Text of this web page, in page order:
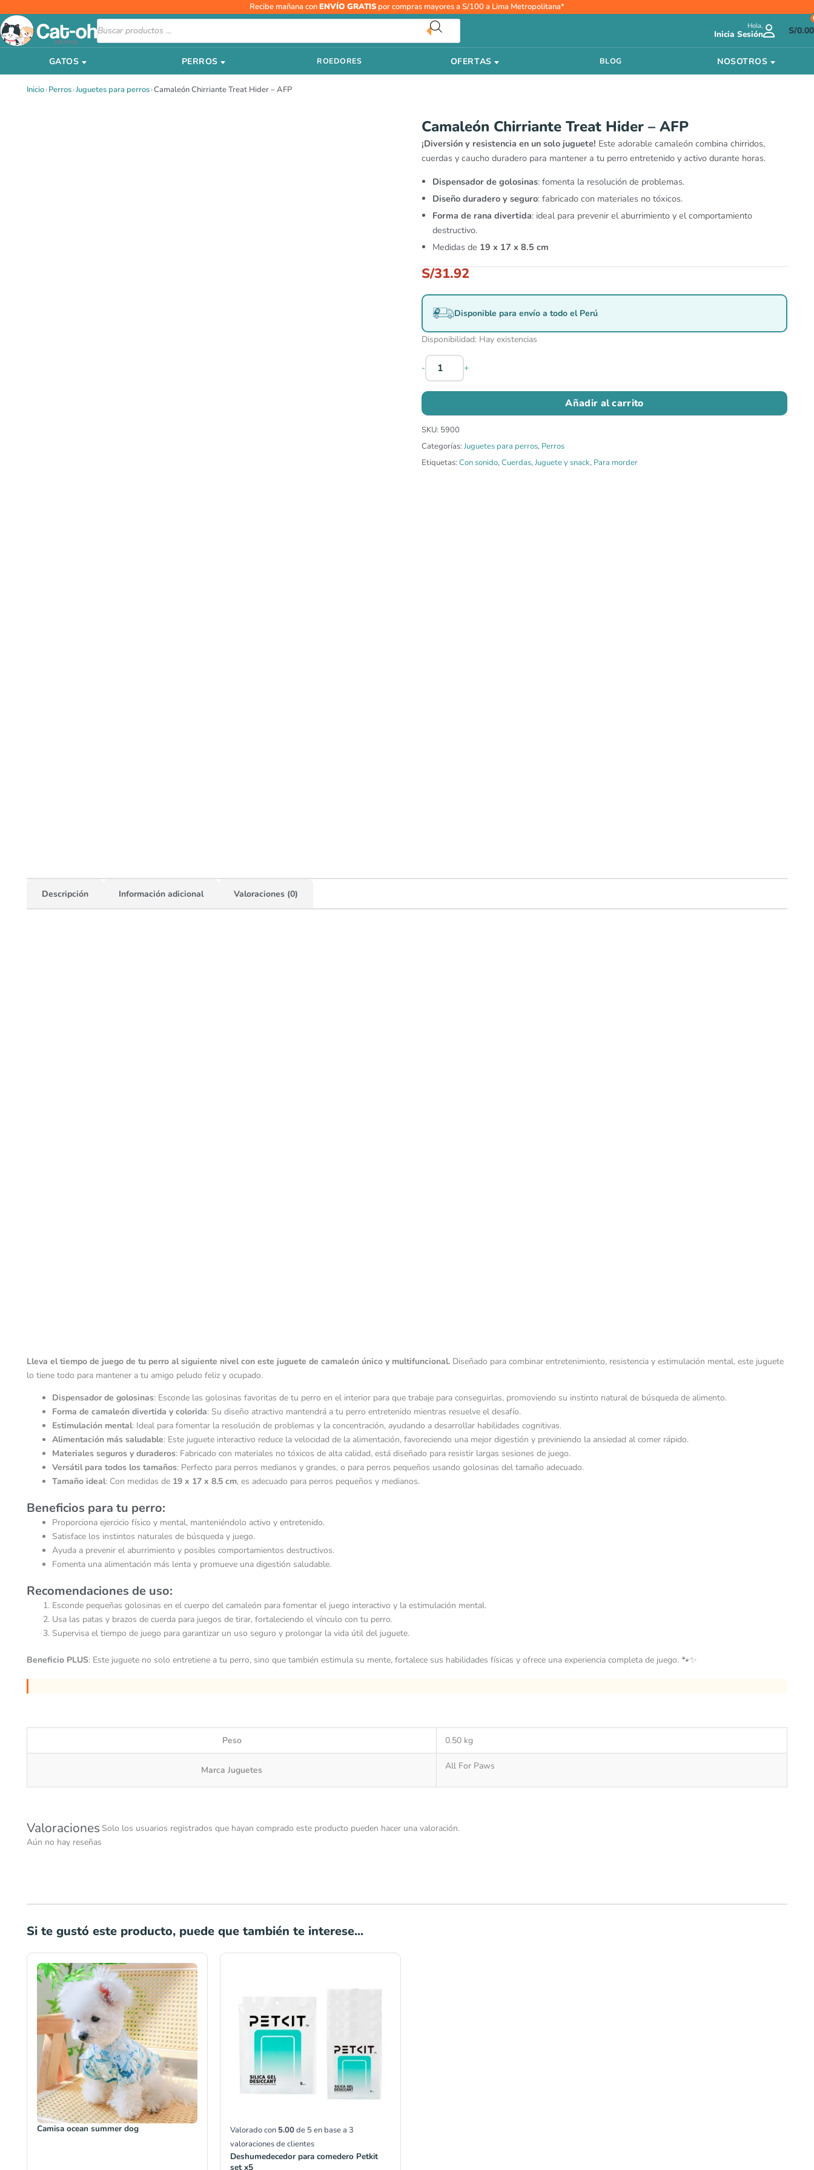
al
contenido
Recibe mañana conENVÍO GRATIS por compras mayores a S/100 a Lima Metropolitana*
Búsqueda
de
productos
Hola,
Inicia Sesión S/0.00
GATOS PERROS ROEDORES OFERTAS BLOG NOSOTROS
Inicio›Perros›Juguetes para perros›Camaleón Chirriante Treat Hider – AFP
Camaleón Chirriante Treat Hider – AFP
¡Diversión y resistencia en un solo juguete! Este adorable camaleón combina chirridos,
cuerdas y caucho duradero para mantener a tu perro entretenido y activo durante horas.
Dispensador de golosinas: fomenta la resolución de problemas.
Diseño duradero y seguro: fabricado con materiales no tóxicos.
Forma de rana divertida: ideal para prevenir el aburrimiento y el comportamiento
destructivo.
Medidas de 19 x 17 x 8.5 cm
S/31.92
Disponible para envío a todo el Perú
Disponibilidad: Hay existencias
-
Camaleón
Chirriante
Treat
Hider
AFP
+
Añadir al carrito
SKU: 5900
Categorías: Juguetes para perros, Perros
Etiquetas: Con sonido,Cuerdas,Juguete y snack, Para morder
Descripción Información adicional Valoraciones (0)
Lleva el tiempo de juego de tu perro al siguiente nivel con este juguete de camaleón único y multifuncional. Diseñado para combinar entretenimiento, resistencia y estimulación mental, este juguete
lo tiene todo para mantener a tu amigo peludo feliz y ocupado.
Dispensador de golosinas: Esconde las golosinas favoritas de tu perro en el interior para que trabaje para conseguirlas, promoviendo su instinto natural de búsqueda de alimento.
Forma de camaleón divertida y colorida: Su diseño atractivo mantendrá a tu perro entretenido mientras resuelve el desafío.
Estimulación mental: Ideal para fomentar la resolución de problemas y la concentración, ayudando a desarrollar habilidades cognitivas.
Alimentación más saludable: Este juguete interactivo reduce la velocidad de la alimentación, favoreciendo una mejor digestión y previniendo la ansiedad al comer rápido.
Materiales seguros y duraderos: Fabricado con materiales no tóxicos de alta calidad, está diseñado para resistir largas sesiones de juego.
Versátil para todos los tamaños: Perfecto para perros medianos y grandes, o para perros pequeños usando golosinas del tamaño adecuado.
Tamaño ideal: Con medidas de 19 x 17 x 8.5 cm, es adecuado para perros pequeños y medianos.
Beneficios para tu perro:
Proporciona ejercicio físico y mental, manteniéndolo activo y entretenido.
Satisface los instintos naturales de búsqueda y juego.
Ayuda a prevenir el aburrimiento y posibles comportamientos destructivos.
Fomenta una alimentación más lenta y promueve una digestión saludable.
Recomendaciones de uso:
Esconde pequeñas golosinas en el cuerpo del camaleón para fomentar el juego interactivo y la estimulación mental.
Usa las patas y brazos de cuerda para juegos de tirar, fortaleciendo el vínculo con tu perro.
Supervisa el tiempo de juego para garantizar un uso seguro y prolongar la vida útil del juguete.
Beneficio PLUS: Este juguete no solo entretiene a tu perro, sino que también estimula su mente, fortalece sus habilidades físicas y ofrece una experiencia completa de juego. 🐾✨
Peso 0.50 kg
Marca Juguetes All For Paws
Valoraciones
Aún no hay reseñas
Solo los usuarios registrados que hayan comprado este producto pueden hacer una valoración.
Si te gustó este producto, puede que también te interese...
Camisa ocean summer dog
de
precios:
desde
S/23.00
hasta
S/29.00
Valorado con 5.00de 5 en base a 3
valoraciones de clientes
Deshumedecedor para comedero Petkit
set x5